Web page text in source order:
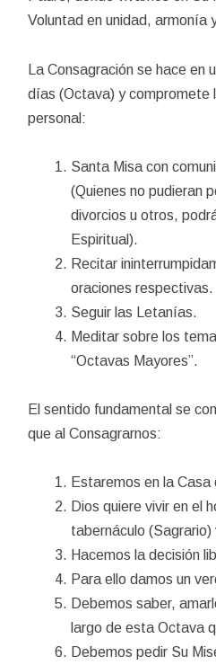
Voluntad en unidad, armonía
La Consagración se hace
días (Octava) y compromete
personal:
Santa Misa con
(Quienes no pudieran
divorcios u otros,
Espiritual).
Recitar
oraciones respectivas.
Seguir las Letanías.
Meditar sobre los
“Octavas Mayores”.
El sentido fundamental se
que al Consagrarnos:
Estaremos en la Casa
Dios quiere vivir en el
tabernáculo (Sagrario)
Hacemos la decisión
Para ello damos un
Debemos saber,
largo de esta Octava
Debemos pedir Su